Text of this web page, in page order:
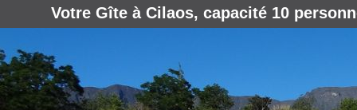
Votre Gîte à Cilaos, capacité 10